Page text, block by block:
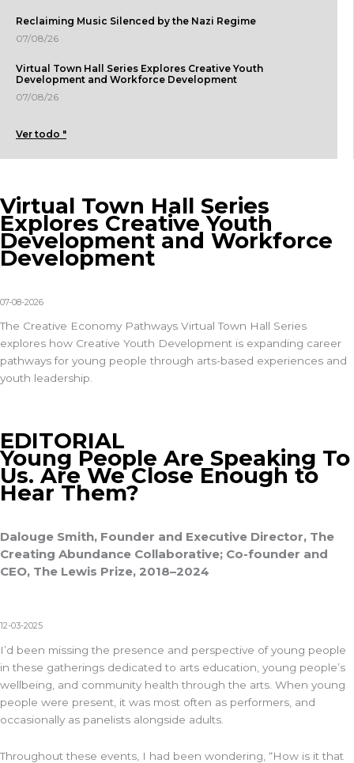
Reclaiming Music Silenced by the Nazi Regime
07/08/26
Virtual Town Hall Series Explores Creative Youth
Development and Workforce Development
07/08/26
Ver todo "
Virtual Town Hall Series
Explores Creative Youth
Development and Workforce
Development
07-08-2026
The Creative Economy Pathways Virtual Town Hall Series
explores how Creative Youth Development is expanding career
pathways for young people through arts-based experiences and
youth leadership.
EDITORIAL
Young People Are Speaking To
Us. Are We Close Enough to
Hear Them?
Dalouge Smith, Founder and Executive Director, The
Creating Abundance Collaborative; Co-founder and
CEO, The Lewis Prize, 2018–2024
12-03-2025
I’d been missing the presence and perspective of young people
in these gatherings dedicated to arts education, young people’s
wellbeing, and community health through the arts. When young
people were present, it was most often as performers, and
occasionally as panelists alongside adults.
Throughout these events, I had been wondering, “How is it that